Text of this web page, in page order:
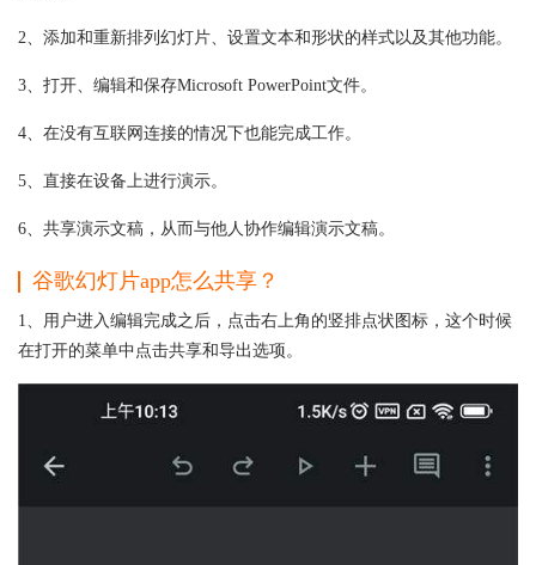
2、添加和重新排列幻灯片、设置文本和形状的样式以及其他功能。
3、打开、编辑和保存Microsoft PowerPoint文件。
4、在没有互联网连接的情况下也能完成工作。
5、直接在设备上进行演示。
6、共享演示文稿，从而与他人协作编辑演示文稿。
谷歌幻灯片app怎么共享？
1、用户进入编辑完成之后，点击右上角的竖排点状图标，这个时候
在打开的菜单中点击共享和导出选项。